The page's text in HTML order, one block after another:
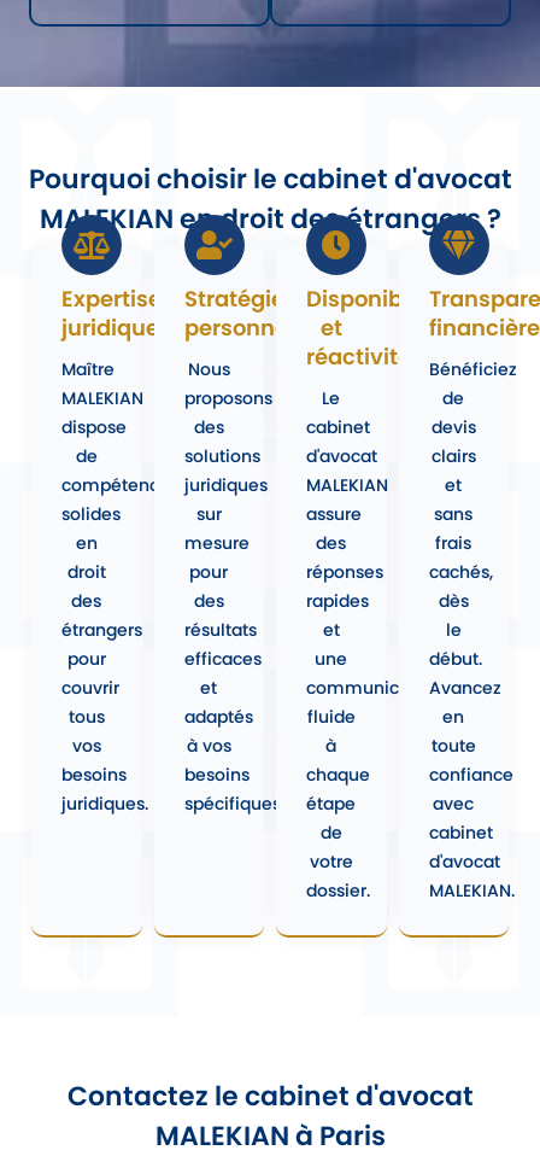
Pourquoi choisir le cabinet d'avocat
MALEKIAN en droit des étrangers ?
Expertise
juridique
Maître
MALEKIAN
dispose
de
compétences
solides
en
droit
des
étrangers
pour
couvrir
tous
vos
besoins
juridiques.
Stratégies
personnalisées
Nous
proposons
des
solutions
juridiques
sur
mesure
pour
des
résultats
efficaces
et
adaptés
à vos
besoins
spécifiques.
Disponibilité
et
réactivité
Le
cabinet
d'avocat
MALEKIAN
assure
des
réponses
rapides
et
une
communication
fluide
à
chaque
étape
de
votre
dossier.
financière
Bénéficiez
de
devis
clairs
et
sans
frais
cachés,
dès
le
début.
Avancez
en
toute
confiance
avec
cabinet
d'avocat
MALEKIAN.
Contactez le cabinet d'avocat
MALEKIAN à Paris